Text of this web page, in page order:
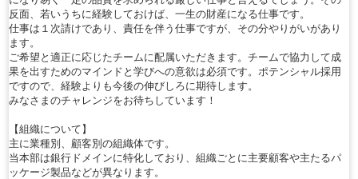
反面、若いうちに経験しておけば、一生の財産になる仕事です。
仕事は１次請けであり、責任を伴う仕事ですが、その分やりがいがあり
ます。
ご希望と適正に応じたチームに配属いただきます。チームで協力して成
果を出すためのマインドと学びへの意欲は必須です。ポテンシャル採用
ですので、経験よりも今後の伸びしろに期待します。
みなさまのチャレンジをお待ちしています！
【組織について】
主に業種別、顧客別の組織体です。
当本部は銀行ドメインに特化しており、組織ごとに主要顧客や主たるパ
ッケージ製品などが異なります。